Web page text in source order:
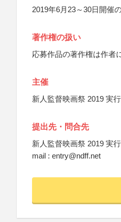
2019年6月23～30日開催
著作権の扱い
応募作品の著作権は作者
主催
新人監督映画祭 2019 実
提出先・問合先
新人監督映画祭 2019 実
mail : entry@ndff.net